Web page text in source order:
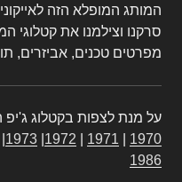
המותג המופלא הזה
סרקנו וצילמנו את קטלוגי
מפרטים טכנים, אביזרים,
על מנת לצפות בקטלוג
1970
1971
1972
1973
1986